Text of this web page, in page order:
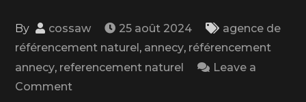
By cossaw 25 août 2024
agence de
référencement naturel, annecy, référencement
annecy, referencement naturel
Leave a
Commenton